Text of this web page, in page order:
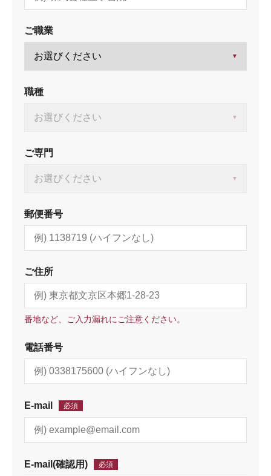
ご職業
職種
ご専門
郵便番号
ご住所
番地など、ご入力漏れにご注意ください。
電話番号
E-mail 必須
E-mail(確認用) 必須